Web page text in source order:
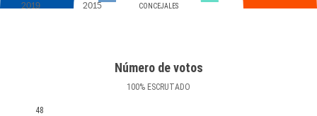
CONCEJALES
2019 2015
Número de votos
100% ESCRUTADO
48